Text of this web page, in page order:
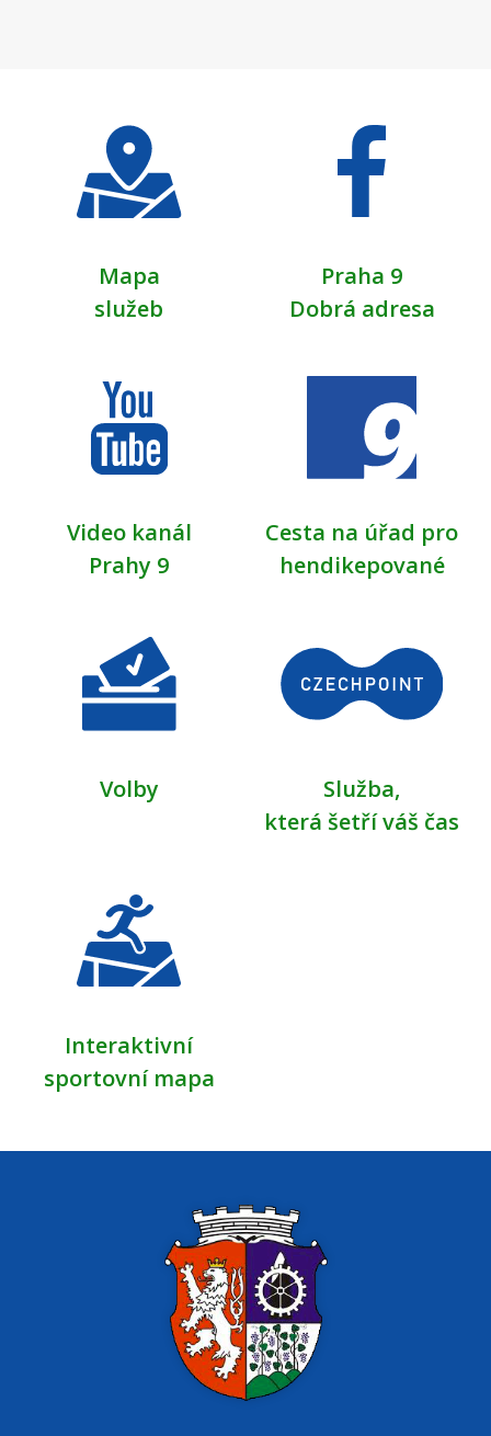
Mapa
služeb
Praha 9
Dobrá adresa
Video kanál
Prahy 9
Cesta na úřad pro
hendikepované
Volby
Služba,
která šetří váš čas
Interaktivní
sportovní mapa